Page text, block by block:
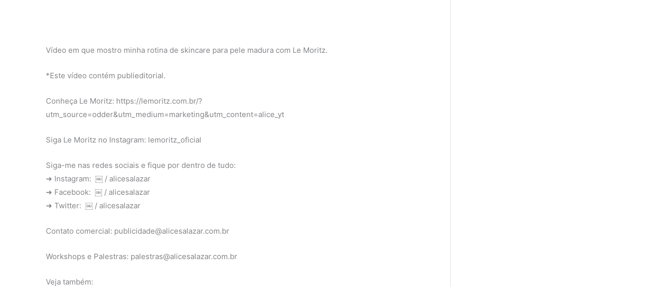
Vídeo em que mostro minha rotina de skincare para pele madura com Le Moritz.
*Este vídeo contém publieditorial.
Conheça Le Moritz: https://lemoritz.com.br/?
utm_source=odder&utm_medium=marketing&utm_content=alice_yt
Siga Le Moritz no Instagram: lemoritz_oficial
Siga-me nas redes sociais e fique por dentro de tudo:
➜ Instagram: ￼ / alicesalazar
➜ Facebook: ￼ / alicesalazar
➜ Twitter: ￼ / alicesalazar
Contato comercial: publicidade@alicesalazar.com.br
Workshops e Palestras: palestras@alicesalazar.com.br
Veja também: